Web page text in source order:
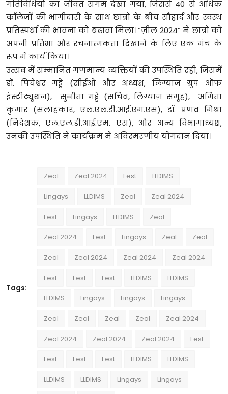
गतिविधियों का जीवंत संगम देखा गया, जिससे 40 से अधिक
कॉलेजों की भागीदारी के साथ छात्रों के बीच सौहार्द और स्वस्थ
प्रतिस्पर्धा की भावना को बढ़ावा मिला। “ज़ील 2024” ने छात्रों को
अपनी प्रतिभा और रचनात्मकता दिखाने के लिए एक मंच के
रूप में कार्य किया।
उत्सव में सम्मानित गणमान्य व्यक्तियों की उपस्थिति रही, जिसमें
डॉ. पिचेश्वर गड्डे (सीईओ और अध्यक्ष, लिंग्याज़ ग्रुप ऑफ
इंस्टीट्यूशन), सुनीता गड्डे (सचिव, लिंग्याज़ समूह), अमिता
कुमार (सलाहकार, एल.एल.डी.आई.एम.एस), डॉ. प्रणव मिश्रा
(निदेशक, एल.एल.डी.आई.एम. एस), और अन्य विभागाध्यक्ष,
उनकी उपस्थिति ने कार्यक्रम में अविस्मरणीय योगदान दिया।
Tags:
Zeal Zeal 2024 Fest LLDIMS
Lingays LLDIMS Zeal Zeal 2024
Fest Lingays LLDIMS Zeal
Zeal 2024 Fest Lingays Zeal Zeal
Zeal Zeal 2024 Zeal 2024 Zeal 2024
Fest Fest Fest LLDIMS LLDIMS
LLDIMS Lingays Lingays Lingays
Zeal Zeal Zeal Zeal Zeal 2024
Zeal 2024 Zeal 2024 Zeal 2024 Fest
Fest Fest Fest LLDIMS LLDIMS
LLDIMS LLDIMS Lingays Lingays